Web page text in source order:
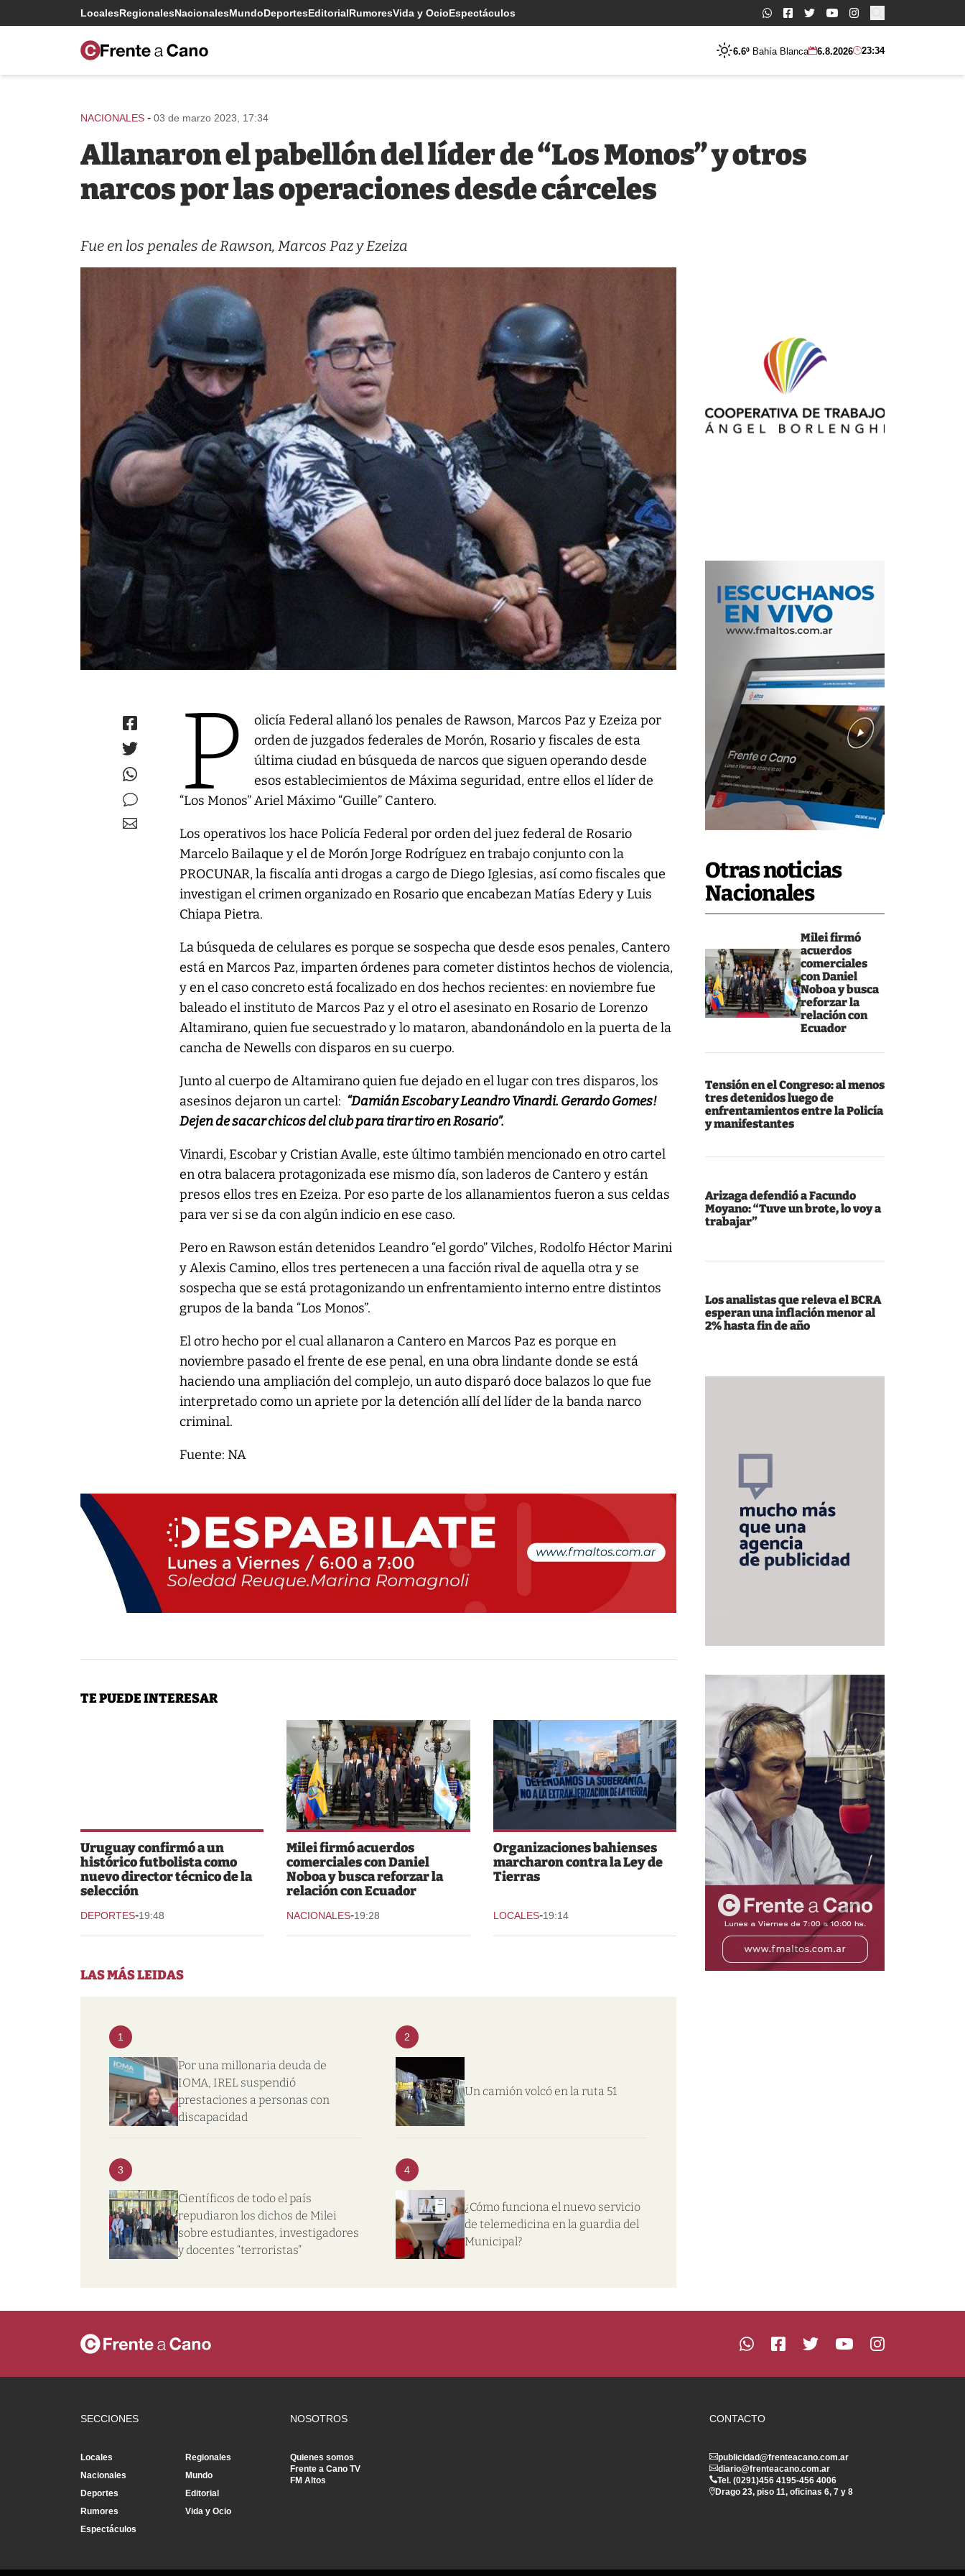
LocalesRegionalesNacionalesMundoDeportesEditorialRumoresVida y OcioEspectáculos Buscar:
6.6º Bahía Blanca 6.8.2026 23:34
Otras noticias
Nacionales
Milei firmó
acuerdos
comerciales
con Daniel
Noboa y busca
reforzar la
relación con
Ecuador
Tensión en el Congreso: al menos
tres detenidos luego de
enfrentamientos entre la Policía
y manifestantes
Arizaga defendió a Facundo
Moyano: “Tuve un brote, lo voy a
trabajar”
Los analistas que releva el BCRA
esperan una inflación menor al
2% hasta fin de año
NACIONALES - 03 de marzo 2023, 17:34
Allanaron el pabellón del líder de “Los Monos” y otros
narcos por las operaciones desde cárceles
Fue en los penales de Rawson, Marcos Paz y Ezeiza
P
olicía Federal allanó los penales de Rawson, Marcos Paz y Ezeiza por
orden de juzgados federales de Morón, Rosario y fiscales de esta
última ciudad en búsqueda de narcos que siguen operando desde
esos establecimientos de Máxima seguridad, entre ellos el líder de
“Los Monos” Ariel Máximo “Guille” Cantero.
Los operativos los hace Policía Federal por orden del juez federal de Rosario
Marcelo Bailaque y el de Morón Jorge Rodríguez en trabajo conjunto con la
PROCUNAR, la fiscalía anti drogas a cargo de Diego Iglesias, así como fiscales que
investigan el crimen organizado en Rosario que encabezan Matías Edery y Luis
Chiapa Pietra.
La búsqueda de celulares es porque se sospecha que desde esos penales, Cantero
está en Marcos Paz, imparten órdenes para cometer distintos hechos de violencia,
y en el caso concreto está focalizado en dos hechos recientes: en noviembre fue
baleado el instituto de Marcos Paz y el otro el asesinato en Rosario de Lorenzo
Altamirano, quien fue secuestrado y lo mataron, abandonándolo en la puerta de la
cancha de Newells con disparos en su cuerpo.
Junto al cuerpo de Altamirano quien fue dejado en el lugar con tres disparos, los
asesinos dejaron un cartel: “Damián Escobar y Leandro Vinardi. Gerardo Gomes!
Dejen de sacar chicos del club para tirar tiro en Rosario”.
Vinardi, Escobar y Cristian Avalle, este último también mencionado en otro cartel
en otra balacera protagonizada ese mismo día, son laderos de Cantero y están
presos ellos tres en Ezeiza. Por eso parte de los allanamientos fueron a sus celdas
para ver si se da con algún indicio en ese caso.
Pero en Rawson están detenidos Leandro “el gordo” Vilches, Rodolfo Héctor Marini
y Alexis Camino, ellos tres pertenecen a una facción rival de aquella otra y se
sospecha que se está protagonizando un enfrentamiento interno entre distintos
grupos de la banda “Los Monos”.
El otro hecho por el cual allanaron a Cantero en Marcos Paz es porque en
noviembre pasado el frente de ese penal, en una obra lindante donde se está
haciendo una ampliación del complejo, un auto disparó doce balazos lo que fue
interpretado como un apriete por la detención allí del líder de la banda narco
criminal.
Fuente: NA
TE PUEDE INTERESAR
Uruguay confirmó a un
histórico futbolista como
nuevo director técnico de la
selección
DEPORTES-19:48
Milei firmó acuerdos
comerciales con Daniel
Noboa y busca reforzar la
relación con Ecuador
NACIONALES-19:28
Organizaciones bahienses
marcharon contra la Ley de
Tierras
LOCALES-19:14
LAS MÁS LEIDAS
1
Por una millonaria deuda de
IOMA, IREL suspendió
prestaciones a personas con
discapacidad
2
Un camión volcó en la ruta 51
3
Científicos de todo el país
repudiaron los dichos de Milei
sobre estudiantes, investigadores
y docentes “terroristas”
4
¿Cómo funciona el nuevo servicio
de telemedicina en la guardia del
Municipal?
SECCIONES
Locales
Regionales
Nacionales
Mundo
Deportes
Editorial
Rumores
Vida y Ocio
Espectáculos
NOSOTROS
Quienes somos
Frente a Cano TV
FM Altos
CONTACTO
publicidad@frenteacano.com.ar
diario@frenteacano.com.ar
Tel. (0291)456 4195-456 4006
Drago 23, piso 11, oficinas 6, 7 y 8